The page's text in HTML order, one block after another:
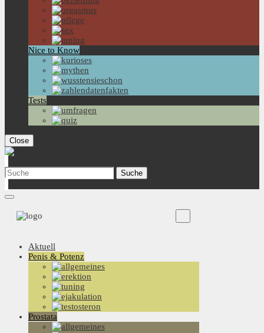
Nice to Know
Tests
Close
Aktuell
Penis & Potenz
Prostata